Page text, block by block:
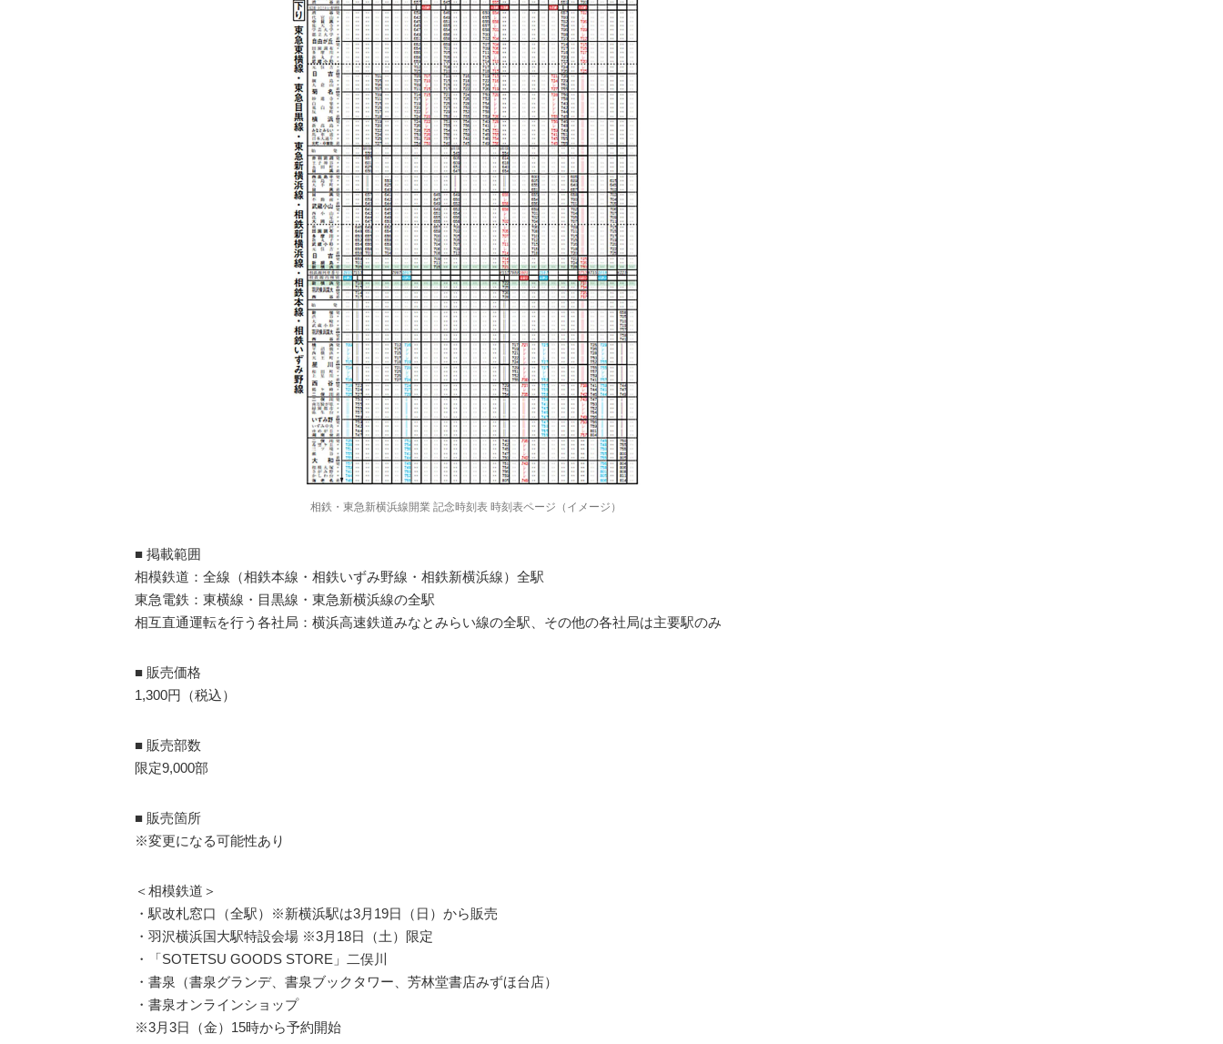
相鉄・東急新横浜線開業 記念時刻表 時刻表ページ（イメージ）
■ 掲載範囲
相模鉄道：全線（相鉄本線・相鉄いずみ野線・相鉄新横浜線）全駅
東急電鉄：東横線・目黒線・東急新横浜線の全駅
相互直通運転を行う各社局：横浜高速鉄道みなとみらい線の全駅、その他の各社局は主要駅のみ
■ 販売価格
1,300円（税込）
■ 販売部数
限定9,000部
■ 販売箇所
※変更になる可能性あり
＜相模鉄道＞
・駅改札窓口（全駅）※新横浜駅は3月19日（日）から販売
・羽沢横浜国大駅特設会場 ※3月18日（土）限定
・「SOTETSU GOODS STORE」二俣川
・書泉（書泉グランデ、書泉ブックタワー、芳林堂書店みずほ台店）
・書泉オンラインショップ
※3月3日（金）15時から予約開始